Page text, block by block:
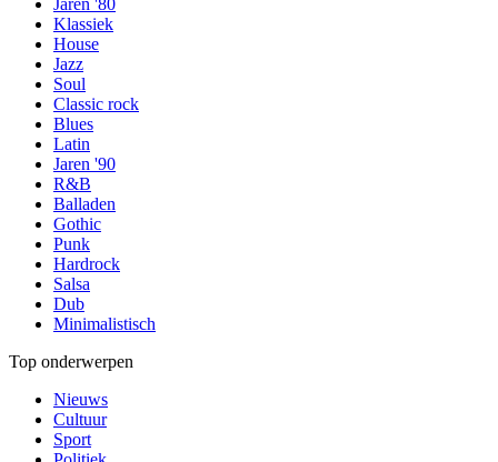
Jaren '80
Klassiek
House
Jazz
Soul
Classic rock
Blues
Latin
Jaren '90
R&B
Balladen
Gothic
Punk
Hardrock
Salsa
Dub
Minimalistisch
Top onderwerpen
Nieuws
Cultuur
Sport